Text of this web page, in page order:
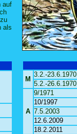
auf
als
M
3.2.-23.6.1970
5.2.-26.6.1970
A
9/1971
10/1997
7.5.2003
12.6.2009
18.2.2011